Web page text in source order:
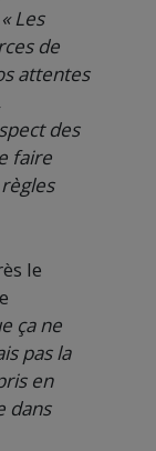
« Les
de
attentes
des
faire
le
ça ne
pas la
en
dans